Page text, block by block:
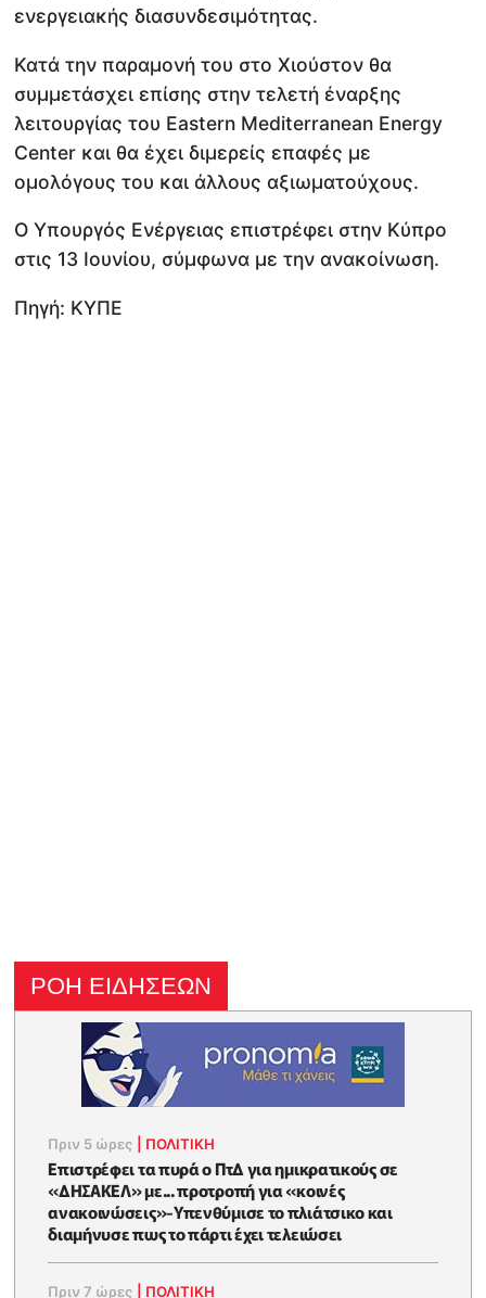
ενεργειακής διασυνδεσιμότητας.
Κατά την παραμονή του στο Χιούστον θα
συμμετάσχει επίσης στην τελετή έναρξης
λειτουργίας του Eastern Mediterranean Energy
Center και θα έχει διμερείς επαφές με
ομολόγους του και άλλους αξιωματούχους.
Ο Υπουργός Ενέργειας επιστρέφει στην Κύπρο
στις 13 Ιουνίου, σύμφωνα με την ανακοίνωση.
Πηγή: ΚΥΠΕ
ΡΟΗ ΕΙΔΗΣΕΩΝ
Πριν 5 ώρες ΠΟΛΙΤΙΚΗ
Επιστρέφει τα πυρά ο ΠτΔ για ημικρατικούς σε
«ΔΗΣΑΚΕΛ» με... προτροπή για «κοινές
ανακοινώσεις»-Υπενθύμισε το πλιάτσικο και
διαμήνυσε πως το πάρτι έχει τελειώσει
Πριν 7 ώρες ΠΟΛΙΤΙΚΗ